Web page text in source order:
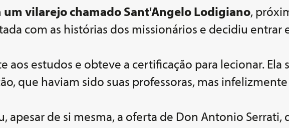
um vilarejo chamado Sant'Angelo Lodigiano,
com as histórias dos missionários e decidiu entrar
aos estudos e obteve a certificação para lecionar. Ela
que haviam sido suas professoras, mas
apesar de si mesma, a oferta de Don Antonio Serrati,